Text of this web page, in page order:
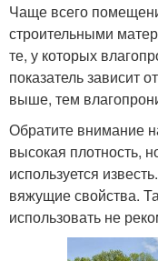
Чаще всего
строительными
те, у которых
показатель зависит
выше, тем
Обратите внимание
высокая плотность,
используется
вяжущие свойства.
использовать не